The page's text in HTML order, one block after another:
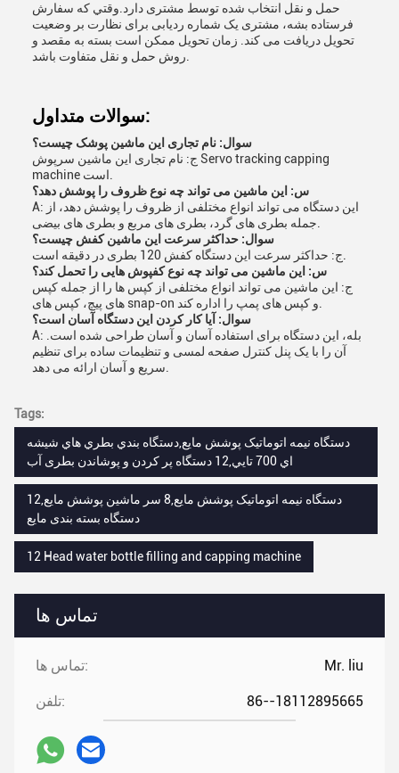
تماس ها
تماس ها: Mr. liu
تلفن: 86--18112895665
حمل و نقل انتخاب شده توسط مشتری دارد.وقتي که سفارش
فرستاده بشه، مشتری یک شماره ردیابی برای نظارت بر وضعیت
تحویل دریافت می کند. زمان تحویل ممکن است بسته به مقصد و
سوالات متداول:
سوال: نام تجاری این ماشین پوشک چیست؟
ج: نام تجاری این ماشین سرپوش Servo tracking capping
س: این ماشین می تواند چه نوع ظروف را پوشش دهد؟
A: این دستگاه می تواند انواع مختلفی از ظروف را پوشش دهد، از
سوال: حداکثر سرعت این ماشین کفش چیست؟
س: این ماشین می تواند چه نوع کفپوش هایی را تحمل کند؟
ج: این ماشین می تواند انواع مختلفی از کپس ها را از جمله کپس
سوال: آیا کار کردن این دستگاه آسان است؟
A: بله، این دستگاه برای استفاده آسان و آسان طراحی شده است.
آن را با یک پنل کنترل صفحه لمسی و تنظیمات ساده برای تنظیم
Tags:
دستگاه نیمه اتوماتیک پوشش مایع,دستگاه بندي بطري هاي شيشه
اي 700 تايي,12 دستگاه پر کردن و پوشاندن بطری آب
دستگاه نیمه اتوماتیک پوشش مایع,8 سر ماشین پوشش مایع,12
دستگاه بسته بندی مایع
12 Head water bottle filling and capping machine